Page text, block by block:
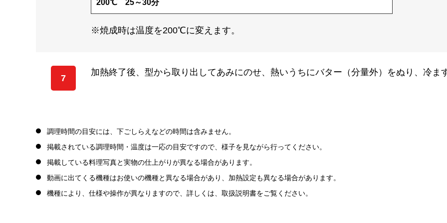
200℃ 25～30分
※焼成時は温度を200℃に変えます。
7
加熱終了後、型から取り出してあみにのせ、熱いうちにバター（分量外）をぬり、冷ま
調理時間の目安には、下ごしらえなどの時間は含みません。
掲載されている調理時間・温度は一応の目安ですので、様子を見ながら行ってください。
掲載している料理写真と実物の仕上がりが異なる場合があります。
動画に出てくる機種はお使いの機種と異なる場合があり、加熱設定も異なる場合があります。
機種により、仕様や操作が異なりますので、詳しくは、取扱説明書をご覧ください。